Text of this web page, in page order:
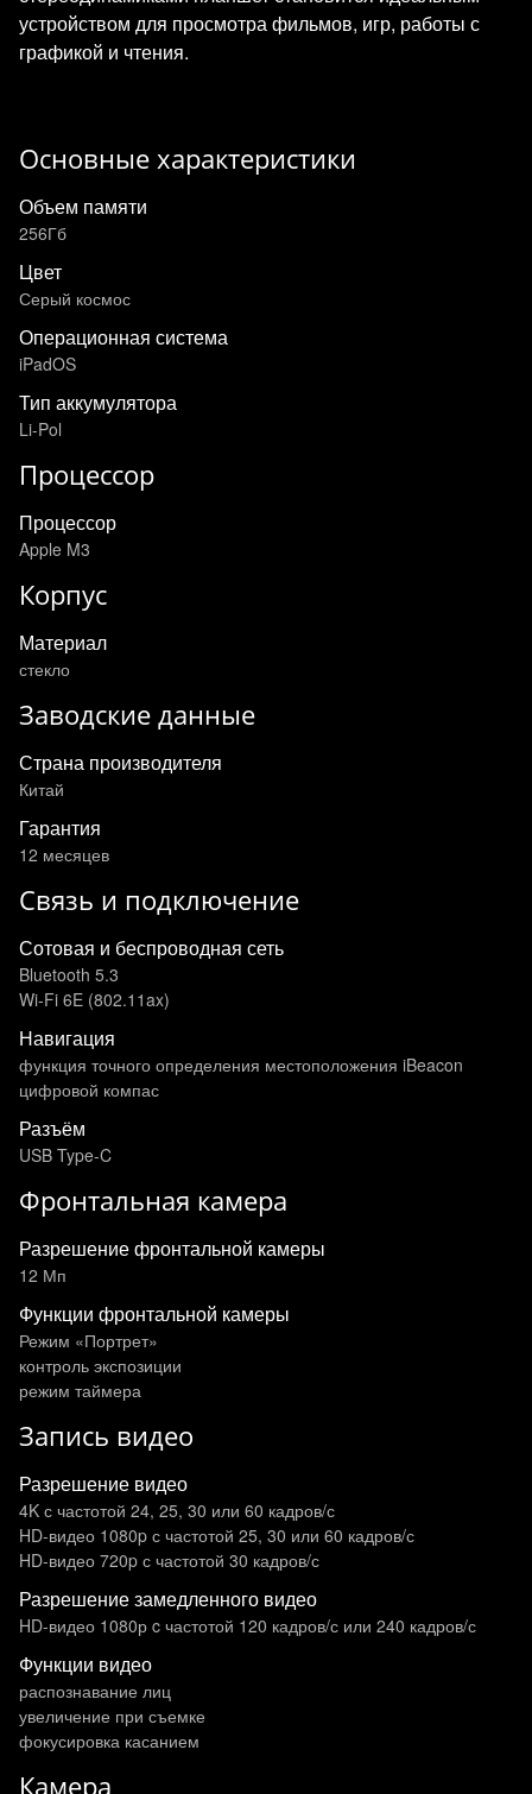
устройством для просмотра фильмов, игр, работы с
графикой и чтения.
Основные характеристики
Объем памяти
256Гб
Цвет
Серый космос
Операционная система
iPadOS
Тип аккумулятора
Li-Pol
Процессор
Процессор
Apple M3
Корпус
Материал
стекло
Заводские данные
Страна производителя
Китай
Гарантия
12 месяцев
Связь и подключение
Сотовая и беспроводная сеть
Bluetooth 5.3
Wi-Fi 6E (802.11ax)
Навигация
функция точного определения местоположения iBeacon
цифровой компас
Разъём
USB Type-C
Фронтальная камера
Разрешение фронтальной камеры
12 Мп
Функции фронтальной камеры
Режим «Портрет»
контроль экспозиции
режим таймера
Запись видео
Разрешение видео
4K с частотой 24, 25, 30 или 60 кадров/ с
HD-видео 1080p с частотой 25, 30 или 60 кадров/ с
HD-видео 720p с частотой 30 кадров/ с
Разрешение замедленного видео
HD-видео 1080р c частотой 120 кадров/ с или 240 кадров/ с
Функции видео
распознавание лиц
увеличение при съемке
фокусировка касанием
Камера